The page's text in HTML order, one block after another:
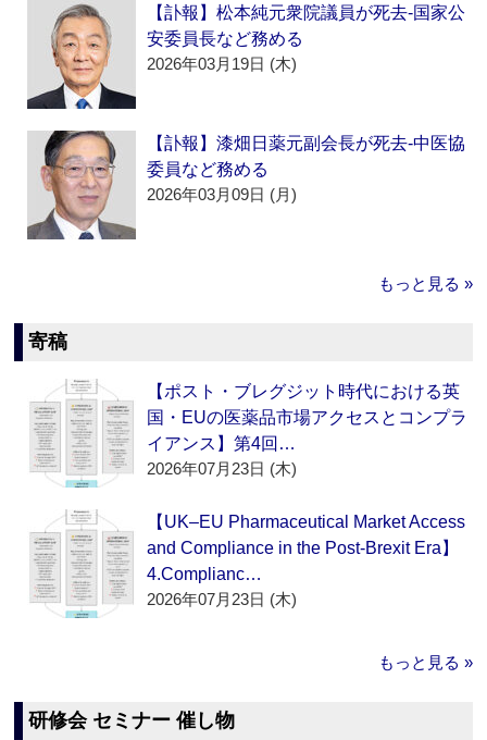
【訃報】松本純元衆院議員が死去‐国家公
安委員長など務める
2026年03月19日 (木)
【訃報】漆畑日薬元副会長が死去‐中医協
委員など務める
2026年03月09日 (月)
もっと見る »
寄稿
【ポスト・ブレグジット時代における英
国・EUの医薬品市場アクセスとコンプラ
イアンス】第4回…
2026年07月23日 (木)
【UK–EU Pharmaceutical Market Access
and Compliance in the Post-Brexit Era】
4.Complianc…
2026年07月23日 (木)
もっと見る »
研修会 セミナー 催し物